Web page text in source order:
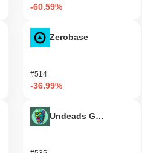
(ETH)
-60.59%
Zerobase
#514
-36.99%
Undeads Games